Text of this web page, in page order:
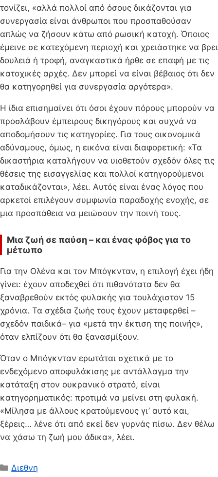
τονίζει, «αλλά πολλοί από όσους δικάζονται για
συνεργασία είναι άνθρωποι που προσπαθούσαν
απλώς να ζήσουν κάτω από ρωσική κατοχή. Όποιος
έμεινε σε κατεχόμενη περιοχή και χρειάστηκε να βρει
δουλειά ή τροφή, αναγκαστικά ήρθε σε επαφή με τις
κατοχικές αρχές. Δεν μπορεί να είναι βέβαιος ότι δεν
θα κατηγορηθεί για συνεργασία αργότερα».
Η ίδια επισημαίνει ότι όσοι έχουν πόρους μπορούν να
προσλάβουν έμπειρους δικηγόρους και συχνά να
αποδομήσουν τις κατηγορίες. Για τους οικονομικά
αδύναμους, όμως, η εικόνα είναι διαφορετική: «Τα
δικαστήρια καταλήγουν να υιοθετούν σχεδόν όλες τις
θέσεις της εισαγγελίας και πολλοί κατηγορούμενοι
καταδικάζονται», λέει. Αυτός είναι ένας λόγος που
αρκετοί επιλέγουν συμφωνία παραδοχής ενοχής, σε
μια προσπάθεια να μειώσουν την ποινή τους.
Μια ζωή σε παύση – και ένας φόβος για το
μέτωπο
Για την Ολένα και τον Μπόγκνταν, η επιλογή έχει ήδη
γίνει: έχουν αποδεχθεί ότι πιθανότατα δεν θα
ξαναβρεθούν εκτός φυλακής για τουλάχιστον 15
χρόνια. Τα σχέδια ζωής τους έχουν μεταφερθεί –
σχεδόν παιδικά– για «μετά την έκτιση της ποινής»,
όταν ελπίζουν ότι θα ξανασμίξουν.
Όταν ο Μπόγκνταν ερωτάται σχετικά με το
ενδεχόμενο αποφυλάκισης με αντάλλαγμα την
κατάταξη στον ουκρανικό στρατό, είναι
κατηγορηματικός: προτιμά να μείνει στη φυλακή.
«Μίλησα με άλλους κρατούμενους γι’ αυτό και,
ξέρεις… λένε ότι από εκεί δεν γυρνάς πίσω. Δεν θέλω
να χάσω τη ζωή μου άδικα», λέει.
Κατηγορίες
Διεθνη